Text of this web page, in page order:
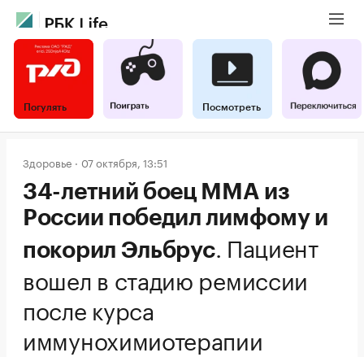
Погулять Посмотреть
Здоровье 07 октября, 13:51
34-летний боец MMA из
России победил лимфому и
покорил Эльбрус. Пациент
вошел в стадию ремиссии
после курса
иммунохимиотерапии